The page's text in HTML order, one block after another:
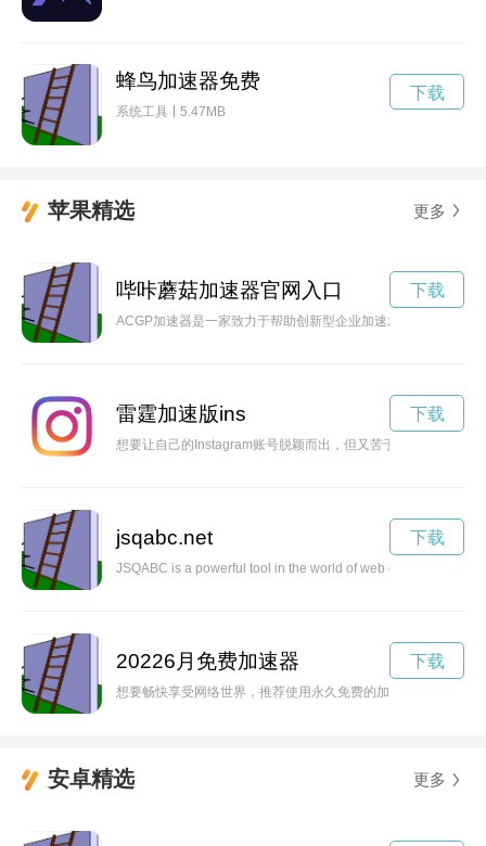
蜂鸟加速器免费
系统工具 5.47MB
下载
苹果精选 更多
哔咔蘑菇加速器官网入口
ACGP加速器是一家致力于帮助创新型企业加速发展的平台，
下载
雷霆加速版ins
想要让自己的Instagram账号脱颖而出，但又苦于流量不足？别
下载
jsqabc.net
JSQABC is a powerful tool in the world of web development,
下载
20226月免费加速器
想要畅快享受网络世界，推荐使用永久免费的加速器。让你的
下载
安卓精选 更多